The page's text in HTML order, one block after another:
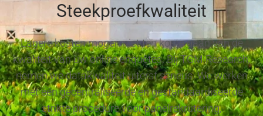
Steekproefkwaliteit
Lagere kosten mogen niet ten koste gaan van de
kwaliteit van uw online enquêtes. Bij TGM Research,
nemen we datakwaliteit uiterst serieus. We werken
met één gecentraliseerde en gestandaardiseerde
strikte procedure voor panelrekrutering,